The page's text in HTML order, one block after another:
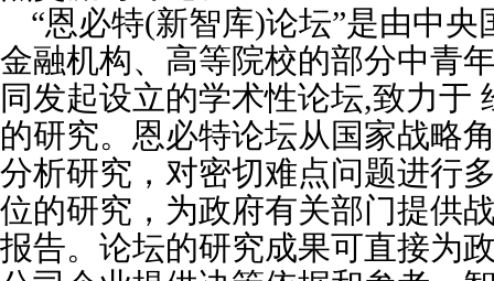
“恩必特(新智库)论坛”是由中
金融机构、高等院校的部分中青
同发起设立的学术性论坛,致力于
的研究。恩必特论坛从国家战略
分析研究，对密切难点问题进行
位的研究，为政府有关部门提供
报告。论坛的研究成果可直接为